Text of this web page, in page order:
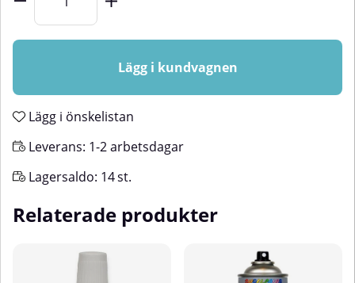
Lägg i kundvagnen
Lägg i önskelistan
Leverans: 1-2 arbetsdagar
Lagersaldo: 14st.
Relaterade produkter